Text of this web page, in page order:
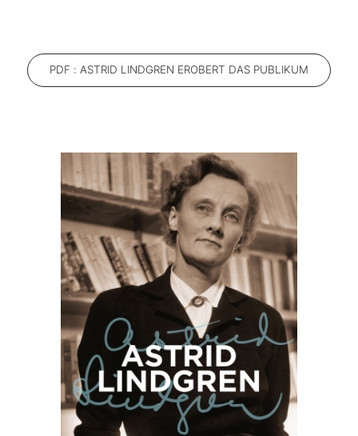
PDF : ASTRID LINDGREN EROBERT DAS PUBLIKUM